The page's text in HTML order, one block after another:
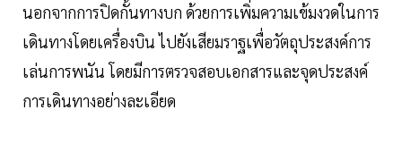
นอกจากการปิดกั้นทางบก ด้วยการเพิ่มความเข้มงวดในการ
เดินทางโดยเครื่องบิน ไปยังเสียมราฐเพื่อวัตถุประสงค์การ
เล่นการพนัน โดยมีการตรวจสอบเอกสารและจุดประสงค์
การเดินทางอย่างละเอียด